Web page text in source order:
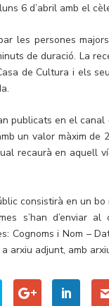
6 d’abril amb el
les persones
de duració. La
de Cultura i els
publicats en el
un valor màxim de
recaurà en aquell
consistirà en un
s’han d’enviar
Cognoms i Nom –
arxiu adjunt, amb